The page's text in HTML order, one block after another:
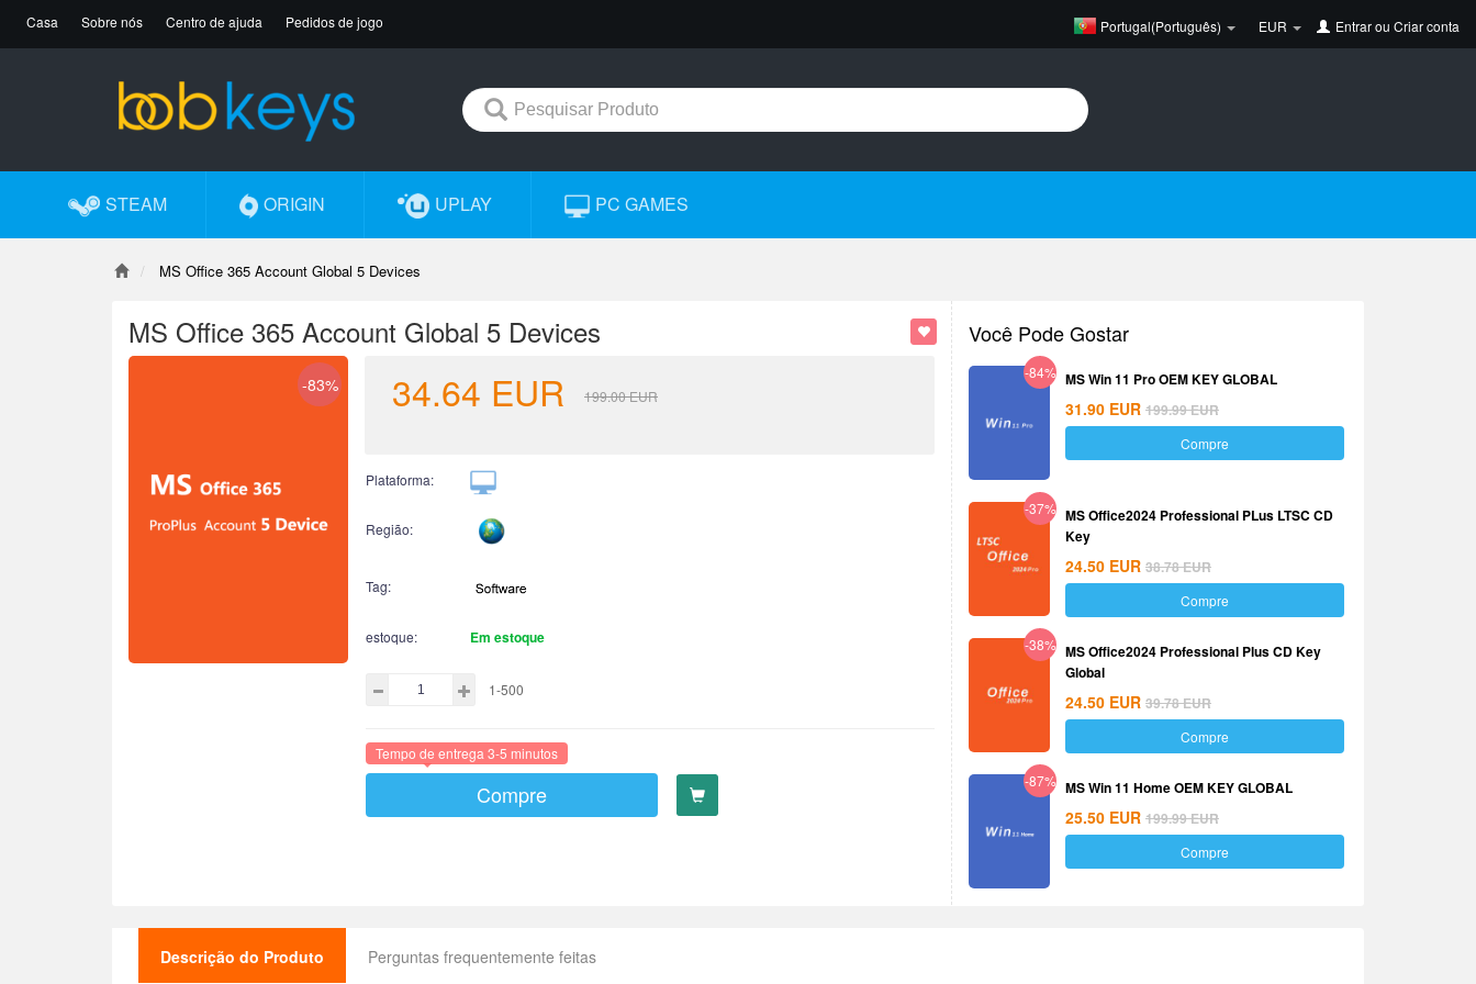
Casa Sobre nós Centro de ajuda Pedidos de jogo Portugal(Português) EUR Entrarou Criar conta
STEAM ORIGIN UPLAY PC GAMES
MS Office 365 Account Global 5 Devices
MS Office 365 Account Global 5 Devices
-83% 34.64 EUR 199.00EUR
Plataforma:
Região:
Tag:
estoque: Em estoque
1-500
Tempo de entrega 3-5 minutos
Compre
Você Pode Gostar
-84% MS Win 11 Pro OEM KEY GLOBAL
31.90 EUR 199.99EUR
Compre
-37% MS Office2024 Professional PLus LTSC CD
Key
24.50 EUR 38.78EUR
Compre
-38% MS Office2024 Professional Plus CD Key
Global
24.50 EUR 39.78EUR
Compre
-87% MS Win 11 Home OEM KEY GLOBAL
25.50 EUR 199.99EUR
Compre
Descrição do Produto Perguntas frequentemente feitas